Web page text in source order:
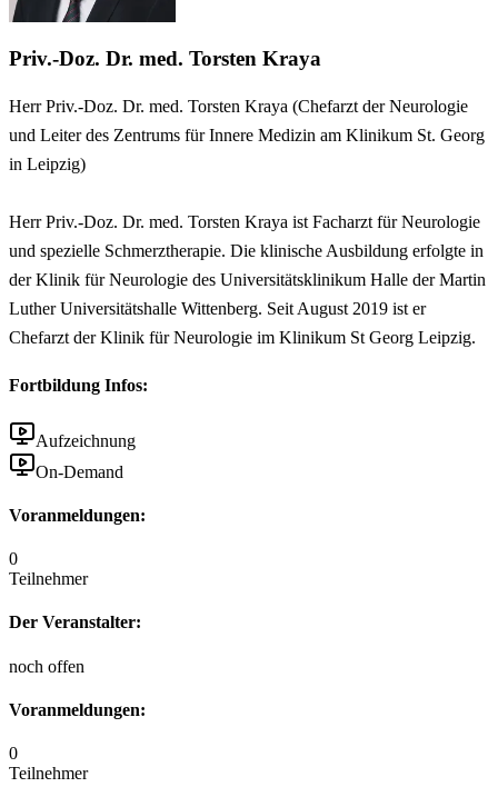
Priv.-Doz. Dr. med. Torsten Kraya
Herr Priv.-Doz. Dr. med. Torsten Kraya (Chefarzt der Neurologie
und Leiter des Zentrums für Innere Medizin am Klinikum St. Georg
in Leipzig)
Herr Priv.-Doz. Dr. med. Torsten Kraya ist Facharzt für Neurologie
und spezielle Schmerztherapie. Die klinische Ausbildung erfolgte in
der Klinik für Neurologie des Universitätsklinikum Halle der Martin
Luther Universitätshalle Wittenberg. Seit August 2019 ist er
Chefarzt der Klinik für Neurologie im Klinikum St Georg Leipzig.
Fortbildung Infos:
Aufzeichnung
On-Demand
Voranmeldungen:
0
Teilnehmer
Der Veranstalter:
noch offen
Voranmeldungen:
0
Teilnehmer